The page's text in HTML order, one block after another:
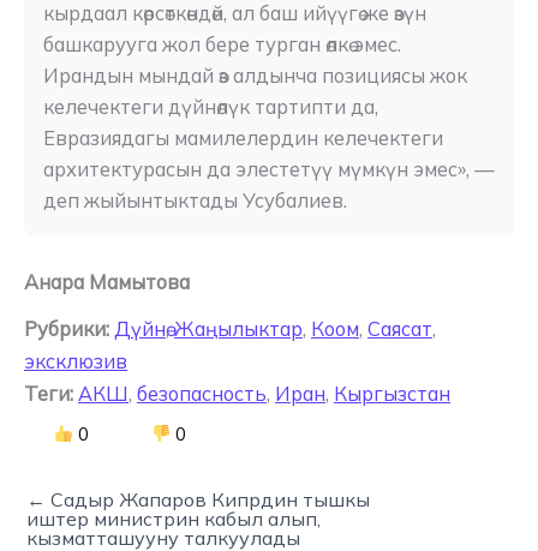
кырдаал көрсөткөндөй, ал баш ийүүгө же өзүн
башкарууга жол бере турган өлкө эмес.
Ирандын мындай өз алдынча позициясы жок
келечектеги дүйнөлүк тартипти да,
Евразиядагы мамилелердин келечектеги
архитектурасын да элестетүү мүмкүн эмес», —
деп жыйынтыктады Усубалиев.
Анара Мамытова
Рубрики: Дүйнө,Жаңылыктар, Коом, Саясат,
эксклюзив
Теги: АКШ, безопасность, Иран, Кыргызстан
0 0
← Садыр Жапаров Кипрдин тышкы
иштер министрин кабыл алып,
кызматташууну талкуулады